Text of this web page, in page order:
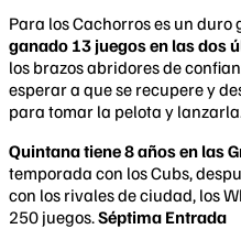
Para los Cachorros es un duro
ganado 13 juegos en las dos
los brazos abridores de
esperar a que se recupere y
para tomar la pelota y
Quintana tiene 8 años en las
temporada con los Cubs,
con los rivales de ciudad, los
250 juegos.Séptima Entrada